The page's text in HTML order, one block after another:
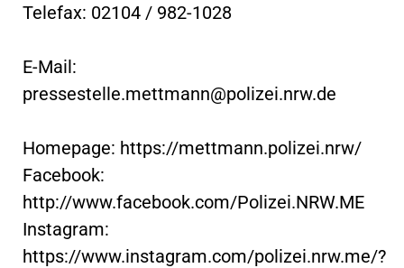
Telefax: 02104 / 982-1028
E-Mail:
pressestelle.mettmann@polizei.nrw.de
Homepage: https://mettmann.polizei.nrw/
Facebook:
http://www.facebook.com/Polizei.NRW.ME
Instagram:
https://www.instagram.com/polizei.nrw.me/?